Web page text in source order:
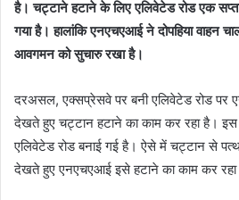
है। चट्टाने हटाने के लिए एलिवेटेड रोड एक
गया है। हालांकि एनएचएआई ने दोपहिया वाहन
आवगमन को सुचारु रखा है।
दरअसल, एक्सप्रेसवे पर बनी एलिवेटेड रोड
देखते हुए चट्टान हटाने का काम कर रहा है।
एलिवेटेड रोड बनाई गई है। ऐसे में चट्टान से
देखते हुए एनएचएआई इसे हटाने का काम कर रहा